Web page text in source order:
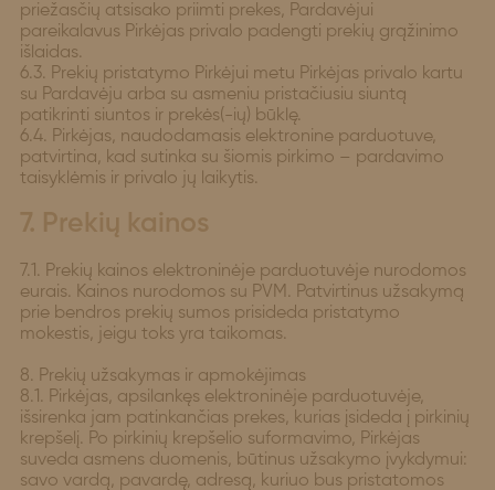
priežasčių atsisako priimti prekes, Pardavėjui
pareikalavus Pirkėjas privalo padengti prekių grąžinimo
išlaidas.
6.3. Prekių pristatymo Pirkėjui metu Pirkėjas privalo kartu
su Pardavėju arba su asmeniu pristačiusiu siuntą
patikrinti siuntos ir prekės(-ių) būklę.
6.4. Pirkėjas, naudodamasis elektronine parduotuve,
patvirtina, kad sutinka su šiomis pirkimo – pardavimo
taisyklėmis ir privalo jų laikytis.
7. Prekių kainos
7.1. Prekių kainos elektroninėje parduotuvėje nurodomos
eurais. Kainos nurodomos su PVM. Patvirtinus užsakymą
prie bendros prekių sumos prisideda pristatymo
mokestis, jeigu toks yra taikomas.
8. Prekių užsakymas ir apmokėjimas
8.1. Pirkėjas, apsilankęs elektroninėje parduotuvėje,
išsirenka jam patinkančias prekes, kurias įsideda į pirkinių
krepšelį. Po pirkinių krepšelio suformavimo, Pirkėjas
suveda asmens duomenis, būtinus užsakymo įvykdymui:
savo vardą, pavardę, adresą, kuriuo bus pristatomos